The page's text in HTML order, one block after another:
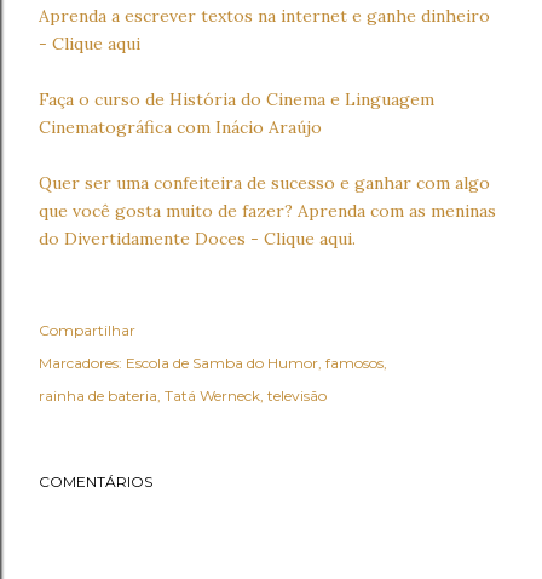
Aprenda a escrever textos na internet e ganhe dinheiro
- Clique aqui
Faça o curso de História do Cinema e Linguagem
Cinematográfica com Inácio Araújo
Quer ser uma confeiteira de sucesso e ganhar com algo
que você gosta muito de fazer? Aprenda com as meninas
do Divertidamente Doces - Clique aqui.
Compartilhar
Marcadores: Escola de Samba do Humor famosos
rainha de bateria Tatá Werneck televisão
COMENTÁRIOS